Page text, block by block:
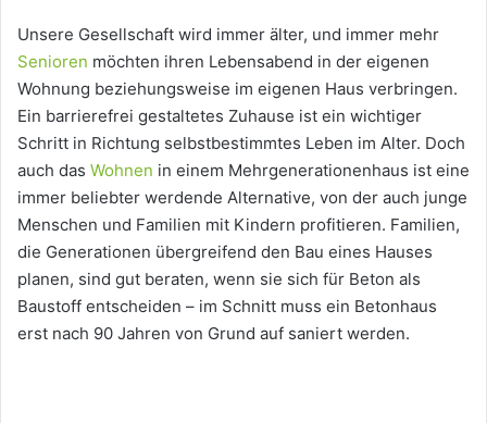
Unsere Gesellschaft wird immer älter, und immer mehr
Senioren möchten ihren Lebensabend in der eigenen
Wohnung beziehungsweise im eigenen Haus verbringen.
Ein barrierefrei gestaltetes Zuhause ist ein wichtiger
Schritt in Richtung selbstbestimmtes Leben im Alter. Doch
auch das Wohnen in einem Mehrgenerationenhaus ist eine
immer beliebter werdende Alternative, von der auch junge
Menschen und Familien mit Kindern profitieren. Familien,
die Generationen übergreifend den Bau eines Hauses
planen, sind gut beraten, wenn sie sich für Beton als
Baustoff entscheiden – im Schnitt muss ein Betonhaus
erst nach 90 Jahren von Grund auf saniert werden.